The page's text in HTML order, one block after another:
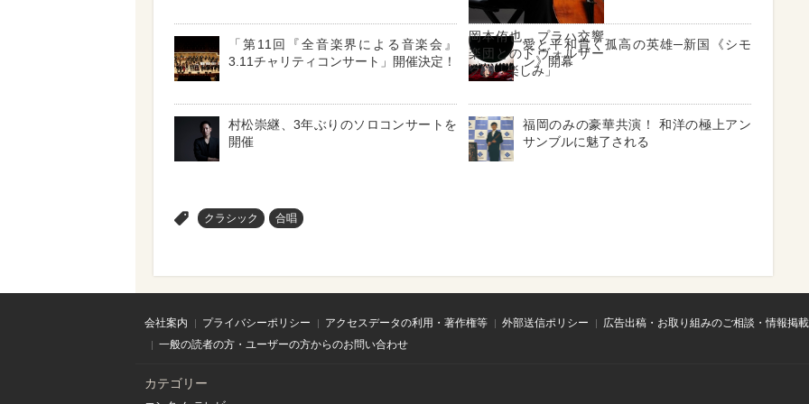
岡本侑也、プラハ交響
楽団とのドヴォルザー
クに「楽しみ」
「第11回『全音楽界による音楽会』
3.11チャリティコンサート」開催決定！
愛と平和貫く孤高の英雄─新国《シモ
ン》開幕
村松崇継、3年ぶりのソロコンサートを
開催
福岡のみの豪華共演！ 和洋の極上アン
サンブルに魅了される
クラシック 合唱
会社案内 プライバシーポリシー アクセスデータの利用・著作権等 外部送信ポリシー
広告出稿・お取り組みのご相談・情報掲
一般の読者の方・ユーザーの方からのお問い合わせ
カテゴリー